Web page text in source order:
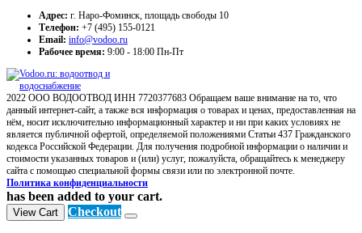
Адрес: г. Наро-Фоминск, площадь свободы 10
Телефон: +7 (495) 155-0121
Email: info@vodoo.ru
Рабочее время: 9:00 - 18:00 Пн-Пт
2022 ООО ВОДООТВОД ИНН 7720377683 Обращаем ваше внимание на то, что
данный интернет-сайт, а также вся информация о товарах и ценах, предоставленная на
нём, носит исключительно информационный характер и ни при каких условиях не
является публичной офертой, определяемой положениями Статьи 437 Гражданского
кодекса Российской Федерации. Для получения подробной информации о наличии и
стоимости указанных товаров и (или) услуг, пожалуйста, обращайтесь к менеджеру
сайта с помощью специальной формы связи или по электронной почте.
Политика конфиденциальности
has been added to your cart.
View Cart Checkout